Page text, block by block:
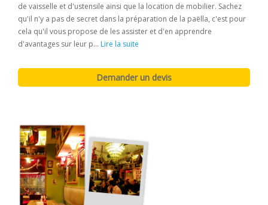
de vaisselle et d'ustensile ainsi que la location de mobilier. Sachez
qu'il n'y a pas de secret dans la préparation de la paëlla, c'est pour
cela qu'il vous propose de les assister et d'en apprendre
d'avantages sur leur p... Lire la suite